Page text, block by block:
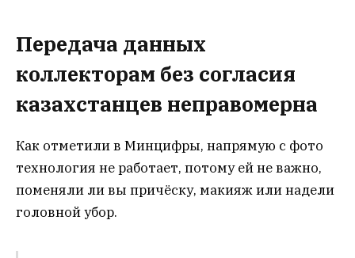
Передача данных
коллекторам без согласия
казахстанцев неправомерна
Как отметили в Минцифры, напрямую с фото
технология не работает, потому ей не важно,
поменяли ли вы причёску, макияж или надели
головной убор.